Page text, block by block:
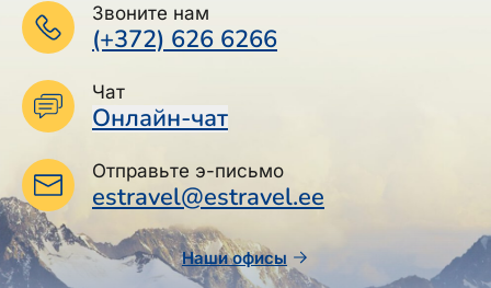
Звоните нам
(+372) 626 6266
Чат
Онлайн-чат
Отправьте э-письмо
estravel@estravel.ee
Наши офисы